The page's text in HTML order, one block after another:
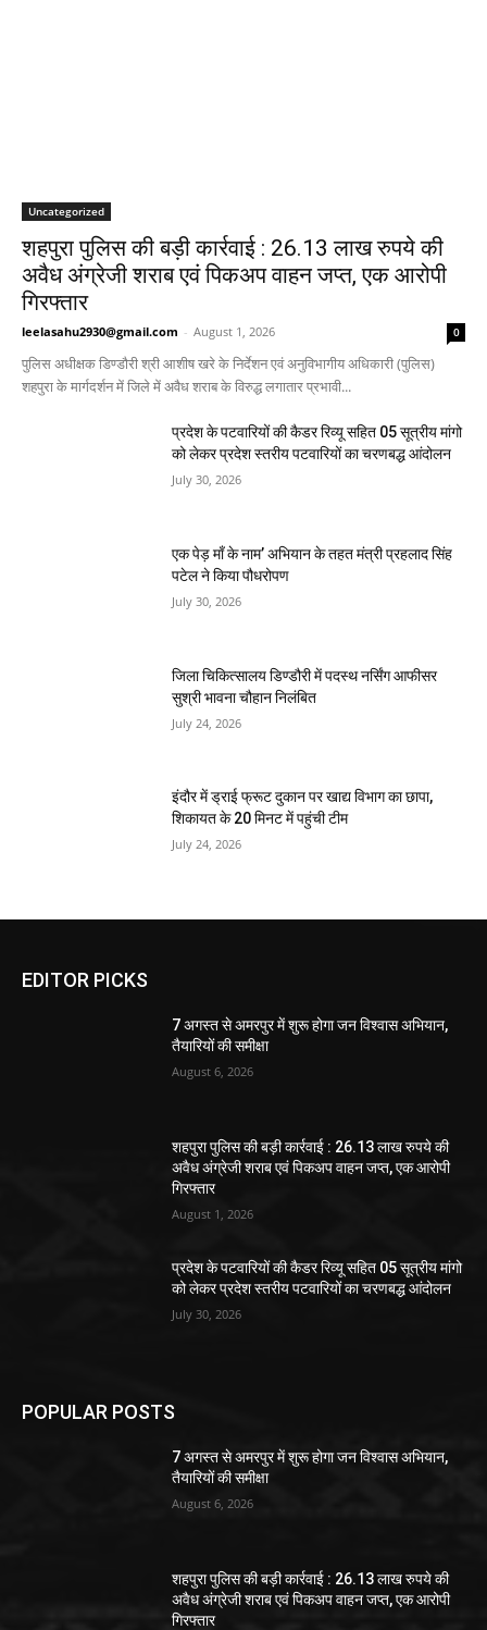
Uncategorized
शहपुरा पुलिस की बड़ी कार्रवाई : 26.13 लाख रुपये की
अवैध अंग्रेजी शराब एवं पिकअप वाहन जप्त, एक आरोपी
गिरफ्तार
leelasahu2930@gmail.com - August 1, 2026 0
पुलिस अधीक्षक डिण्डौरी श्री आशीष खरे के निर्देशन एवं अनुविभागीय अधिकारी (पुलिस)
शहपुरा के मार्गदर्शन में जिले में अवैध शराब के विरुद्ध लगातार प्रभावी...
प्रदेश के पटवारियों की कैडर रिव्यू सहित 05 सूत्रीय मांगो
को लेकर प्रदेश स्तरीय पटवारियों का चरणबद्ध आंदोलन
July 30, 2026
एक पेड़ माँ के नाम’ अभियान के तहत मंत्री प्रहलाद सिंह
पटेल ने किया पौधरोपण
July 30, 2026
जिला चिकित्सालय डिण्डौरी में पदस्थ नर्सिंग आफीसर
सुश्री भावना चौहान निलंबित
July 24, 2026
इंदौर में ड्राई फ्रूट दुकान पर खाद्य विभाग का छापा,
शिकायत के 20 मिनट में पहुंची टीम
July 24, 2026
EDITOR PICKS
7 अगस्त से अमरपुर में शुरू होगा जन विश्वास अभियान,
तैयारियों की समीक्षा
August 6, 2026
शहपुरा पुलिस की बड़ी कार्रवाई : 26.13 लाख रुपये की
अवैध अंग्रेजी शराब एवं पिकअप वाहन जप्त, एक आरोपी
गिरफ्तार
August 1, 2026
प्रदेश के पटवारियों की कैडर रिव्यू सहित 05 सूत्रीय मांगो
को लेकर प्रदेश स्तरीय पटवारियों का चरणबद्ध आंदोलन
July 30, 2026
POPULAR POSTS
7 अगस्त से अमरपुर में शुरू होगा जन विश्वास अभियान,
तैयारियों की समीक्षा
August 6, 2026
शहपुरा पुलिस की बड़ी कार्रवाई : 26.13 लाख रुपये की
अवैध अंग्रेजी शराब एवं पिकअप वाहन जप्त, एक आरोपी
गिरफ्तार